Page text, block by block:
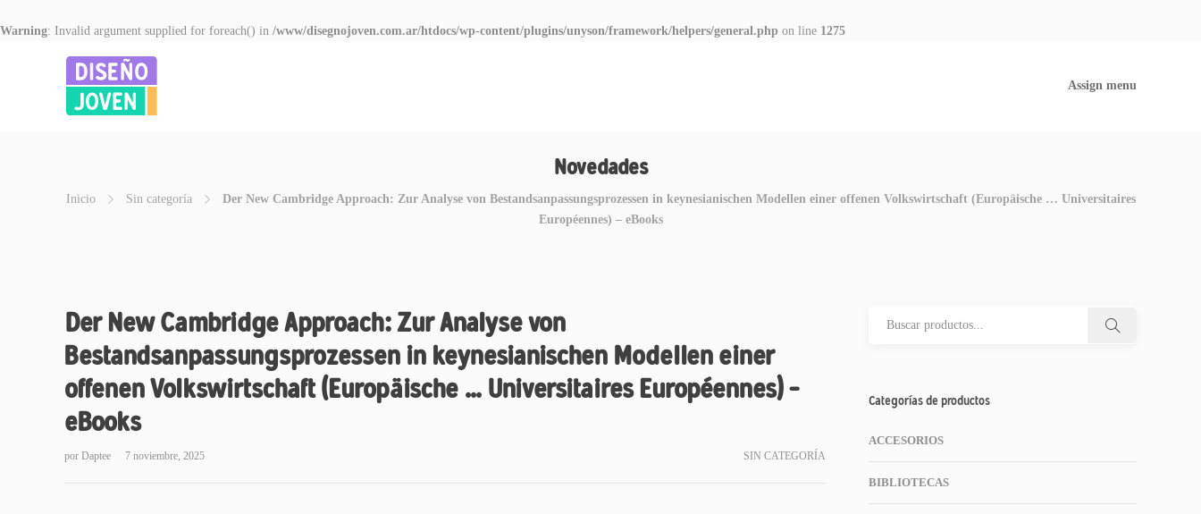
Warning: Invalid argument supplied for foreach() in /www/disegnojoven.com.ar/htdocs/wp-content/plugins/unyson/framework/helpers/general.php on line 1275
Assign menu
Novedades
Inicio Sin categoría
Der New Cambridge Approach: Zur Analyse von Bestandsanpassungsprozessen in keynesianischen Modellen einer offenen Volkswirtschaft (Europäische … Universitaires
Européennes) – eBooks
Der New Cambridge Approach: Zur Analyse von
Bestandsanpassungsprozessen in keynesianischen Modellen einer
offenen Volkswirtschaft (Europäische … Universitaires Européennes) –
eBooks
por Daptee 7 noviembre, 2025 SIN CATEGORÍA
Categorías de productos
ACCESORIOS
BIBLIOTECAS